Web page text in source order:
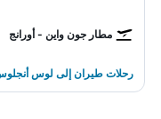
مطار جون واين - أورانج
رحلات طيران إلى لوس